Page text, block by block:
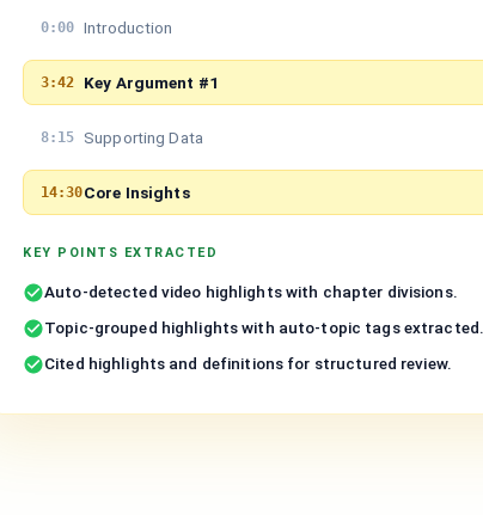
0:00 Introduction
3:42 Key Argument #1
8:15 Supporting Data
14:30Core Insights
KEY POINTS EXTRACTED
Auto-detected video highlights with chapter divisions.
Topic-grouped highlights with auto-topic tags extracted.
Cited highlights and definitions for structured review.